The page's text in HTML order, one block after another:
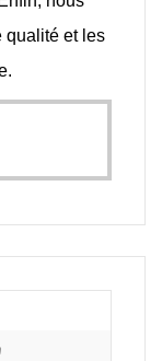
qualité et les